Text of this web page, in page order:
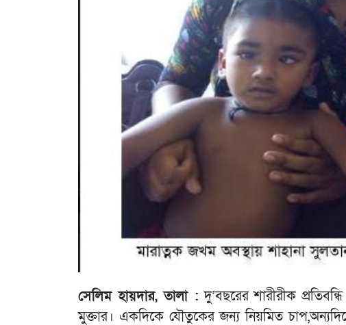
সেলিম হায়দার, তালা : দু’বছরের শারীরীক
মুক্তার। একদিকে যৌতুকের জন্য নিয়মিত